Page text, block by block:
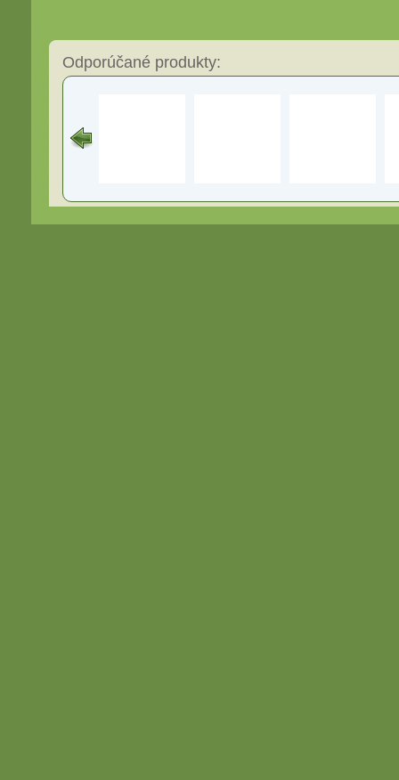
Odporúčané produkty: